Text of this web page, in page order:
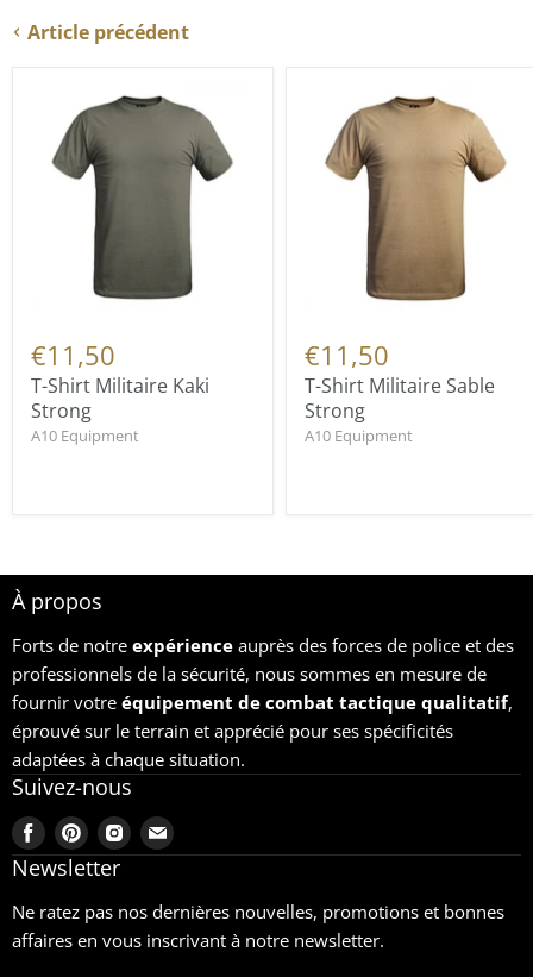
Article précédent
€11,50
T-Shirt Militaire Kaki
Strong
A10 Equipment
€11,50
T-Shirt Militaire Sable
Strong
A10 Equipment
À propos
Forts de notre expérience auprès des forces de police et des
professionnels de la sécurité, nous sommes en mesure de
fournir votre équipement de combat tactique qualitatif,
éprouvé sur le terrain et apprécié pour ses spécificités
adaptées à chaque situation.
Suivez-nous
Trouvez-
nous
Facebook
Trouvez-
nous
Pinterest
Trouvez-
nous
Trouvez-
nous
Newsletter
Ne ratez pas nos dernières nouvelles, promotions et bonnes
affaires en vous inscrivant à notre newsletter.